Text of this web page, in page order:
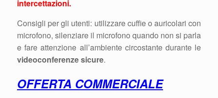
intercettazioni.
Consigli per gli utenti: utilizzare cuffie o auricolari con
microfono, silenziare il microfono quando non si parla
e fare attenzione all’ambiente circostante durante le
videoconferenze sicure.
OFFERTA COMMERCIALE